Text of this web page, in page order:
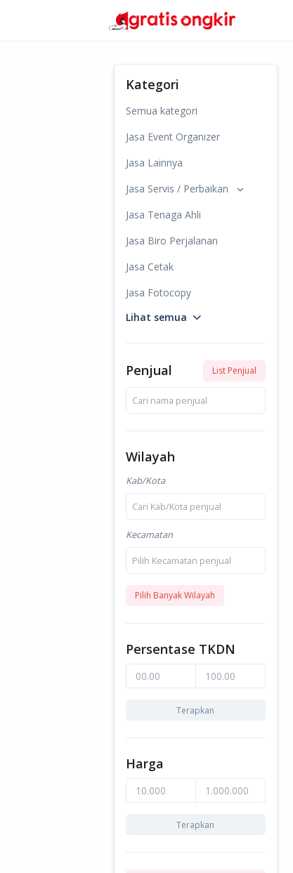
Kategori
Semua kategori
Jasa Event Organizer
Jasa Lainnya
Jasa Servis / Perbaikan
Jasa Tenaga Ahli
Jasa Biro Perjalanan
Jasa Cetak
Jasa Fotocopy
Lihat semua
Penjual List Penjual
Cari nama penjual
Wilayah
Kab/Kota
Cari Kab/Kota penjual
Kecamatan
Pilih Kecamatan penjual
Pilih Banyak Wilayah
Persentase TKDN
Terapkan
Harga
Terapkan